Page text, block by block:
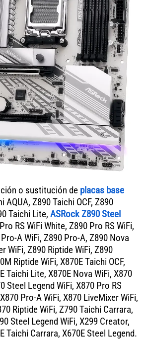
o sustitución de placas base
AQUA, Z890 Taichi OCF, Z890
Taichi Lite, ASRock Z890 Steel
RS WiFi White, Z890 Pro RS WiFi,
A WiFi, Z890 Pro-A, Z890 Nova
WiFi, Z890 Riptide WiFi, Z890
Riptide WiFi, X870E Taichi OCF,
Taichi Lite, X870E Nova WiFi, X870
Steel Legend WiFi, X870 Pro RS
Pro-A WiFi, X870 LiveMixer WiFi,
Riptide WiFi, Z790 Taichi Carrara,
Steel Legend WiFi, X299 Creator,
Taichi Carrara, X670E Steel Legend.